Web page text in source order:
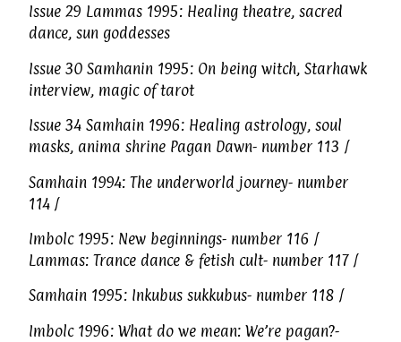
Issue 29 Lammas 1995: Healing theatre, sacred
dance, sun goddesses
Issue 30 Samhanin 1995: On being witch, Starhawk
interview, magic of tarot
Issue 34 Samhain 1996: Healing astrology, soul
masks, anima shrine Pagan Dawn- number 113 /
Samhain 1994: The underworld journey- number
114 /
Imbolc 1995: New beginnings- number 116 /
Lammas: Trance dance & fetish cult- number 117 /
Samhain 1995: Inkubus sukkubus- number 118 /
Imbolc 1996: What do we mean: We’re pagan?-